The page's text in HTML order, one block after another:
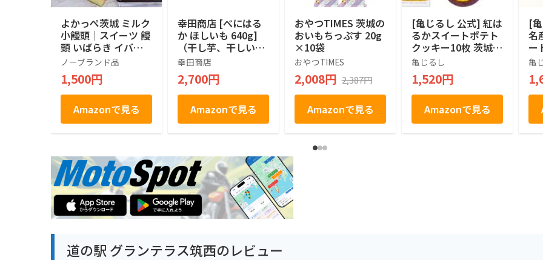
よかっぺ茨城 ミルク
小饅頭｜スイーツ 饅
頭 いばらき イバラ
キ ご当地 お取り寄
せ…
ノーブランド品
1,500円
Amazonで見る
幸田商店 [べにはる
か ほしいも 640g]
（干し芋、干しい
も、乾燥芋） 茨城県
産 紅はるか 国産 TV
東京でも紹介 ねっと
り もっちり やわら
か 上品な甘さ
幸田商店
2,700円
Amazonで見る
おやつTIMES 茨城の
おいもちっぷす 20g
×10袋
おやつTIMES
2,008円 2,387円
Amazonで見る
[亀じるし 公式] 紅は
るかスイートポテト
クッキー10枚 茨城県
産 さつまいも 茨城
土産 個包装 ギフト
手土産 プレゼント
亀じるし
1,520円
Amazonで見る
[
名
ー
入
茨
フ
亀
道の駅 グランテラス筑西のレビュー